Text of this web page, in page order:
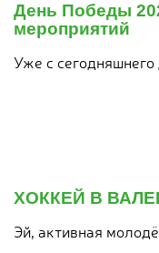
День Победы
мероприятий
Уже с сегодняшнего
ХОККЕЙ В
Эй, активная